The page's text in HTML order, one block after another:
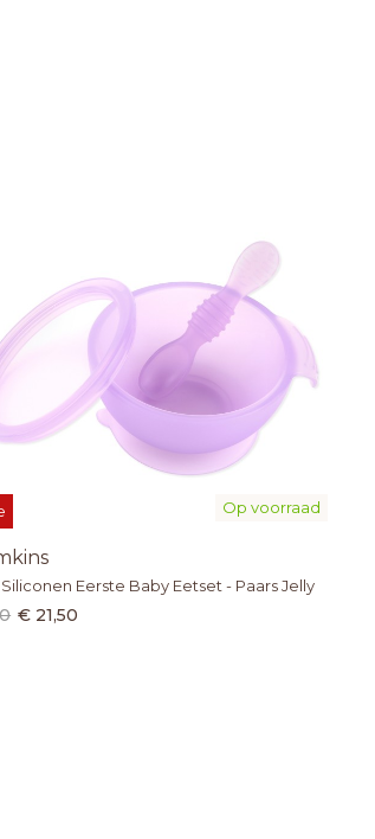
Op voorraad
Eerste Baby Eetset - Paars Jelly
€ 21,50